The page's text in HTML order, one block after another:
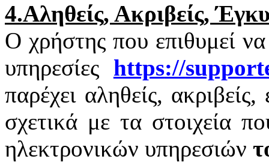
4.Αληθείς, Ακριβείς,
Ο χρήστης που επιθυμεί να
υπηρεσίες https://
παρέχει αληθείς,
σχετικά με τα στοιχεία
ηλεκτρονικών υπηρεσιών